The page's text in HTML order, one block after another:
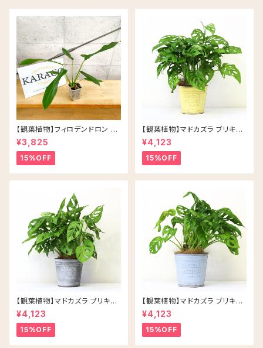
【観葉植物】フィロデンドロン ジ
ョーピー ネガミエル 3号 ネコチ
ップ 浅岡園芸 アロイド
¥3,825
15%OFF
【観葉植物】マドカズラ ブリキ缶
5号 鉢カラー/イエロー
¥4,123
15%OFF
【観葉植物】マドカズラ ブリキ缶
5号 鉢カラー/シルバー
¥4,123
15%OFF
【観葉植物】マドカズラ ブリキ缶
5号 鉢カラー/ブルー
¥4,123
15%OFF